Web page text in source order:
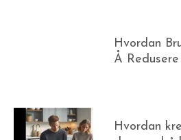
Hvordan
Å
Hvordan